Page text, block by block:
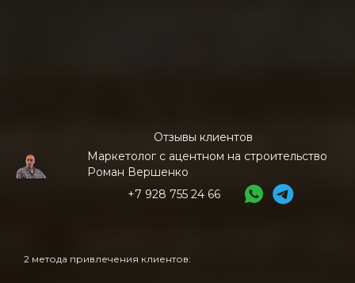
Отзывы клиентов
Маркетолог с ацентном на строительство
Роман Вершенко
+7 928 755 24 66
2 метода привлечения клиентов: